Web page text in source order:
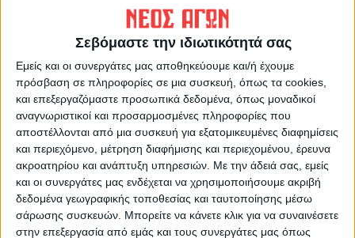
Σεβόμαστε την ιδιωτικότητά σας
Εμείς και οι συνεργάτες μας αποθηκεύουμε και/ή έχουμε
πρόσβαση σε πληροφορίες σε μια συσκευή, όπως τα cookies,
και επεξεργαζόμαστε προσωπικά δεδομένα, όπως μοναδικοί
αναγνωριστικοί και προσαρμοσμένες πληροφορίες που
αποστέλλονται από μια συσκευή για εξατομικευμένες διαφημίσεις
και περιεχόμενο, μέτρηση διαφήμισης και περιεχομένου, έρευνα
ακροατηρίου και ανάπτυξη υπηρεσιών. Με την άδειά σας, εμείς
και οι συνεργάτες μας ενδέχεται να χρησιμοποιήσουμε ακριβή
δεδομένα γεωγραφικής τοποθεσίας και ταυτοποίησης μέσω
σάρωσης συσκευών. Μπορείτε να κάνετε κλικ για να συναινέσετε
στην επεξεργασία από εμάς και τους συνεργάτες μας όπως
Θερμές ευχαριστίες στον Ποδηλατικό
αθλητικό όμιλο Ιωαννίνων για την αμέριστη
συμπαράσταση στους αθλητές μας και εν
γένει στον όμιλό μας. Επίσης, θα θέλαμε να
ευχαριστήσουμε την διοργανώτρια ομάδα
για την φιλοξενία που μας προσέφερε.
Με τιμή
Τό Δ.Σ. τού Ποδηλατικού Ομίλου Καρδίτσας